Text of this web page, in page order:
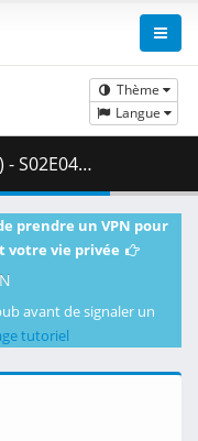
Thème
Langue
( 462.69 MB )
prendre un VPN pour
votre vie privée
avant de signaler un
tutoriel